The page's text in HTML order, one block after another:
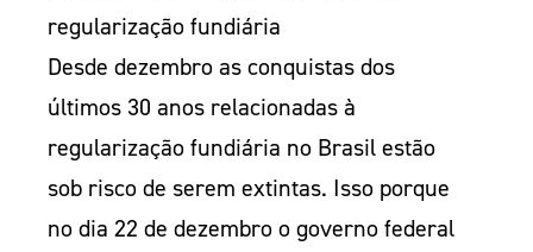
regularização fundiária
Desde dezembro as conquistas dos
últimos 30 anos relacionadas à
regularização fundiária no Brasil estão
sob risco de serem extintas. Isso porque
no dia 22 de dezembro o governo federal